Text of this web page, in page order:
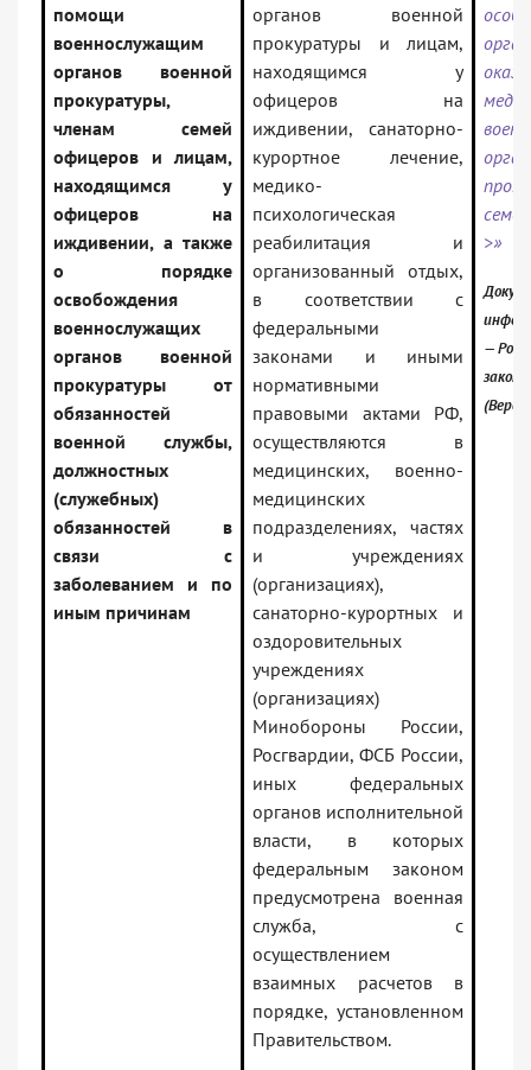
помощи
военнослужащим
органов военной
прокуратуры,
членам семей
офицеров и лицам,
находящимся у
офицеров на
иждивении, а также
о порядке
освобождения
военнослужащих
органов военной
прокуратуры от
обязанностей
военной службы,
должностных
(служебных)
обязанностей в
связи с
заболеванием и по
иным причинам
органов военной
прокуратуры и лицам,
находящимся у
офицеров на
иждивении, санаторно-
курортное лечение,
медико-
психологическая
реабилитация и
организованный отдых,
в соответствии с
федеральными
законами и иными
нормативными
правовыми актами РФ,
осуществляются в
медицинских, военно-
медицинских
подразделениях, частях
и учреждениях
(организациях),
санаторно-курортных и
оздоровительных
учреждениях
(организациях)
Минобороны России,
Росгвардии, ФСБ России,
иных федеральных
органов исполнительной
власти, в которых
федеральным законом
предусмотрена военная
служба, с
осуществлением
взаимных расчетов в
порядке, установленном
Правительством.
>»
—